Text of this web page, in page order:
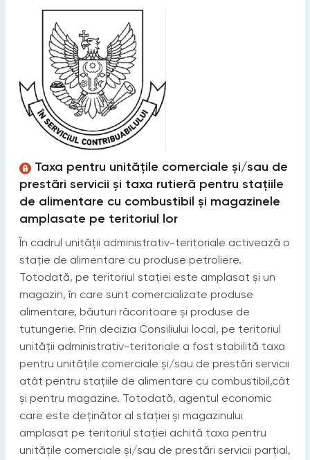
Taxa pentru unitățile comerciale și/sau de
prestări servicii și taxa rutieră pentru stațiile
de alimentare cu combustibil și magazinele
amplasate pe teritoriul lor
În cadrul unității administrativ-teritoriale activează o
stație de alimentare cu produse petroliere.
Totodată, pe teritoriul stației este amplasat și un
magazin, în care sunt comercializate produse
alimentare, băuturi răcoritoare și produse de
tutungerie. Prin decizia Consiliului local, pe teritoriul
unității administrativ-teritoriale a fost stabilită taxa
pentru unitățile comerciale și/sau de prestări servicii
atât pentru stațiile de alimentare cu combustibil,cât
și pentru magazine. Totodată, agentul economic
care este deținător al stației și magazinului
amplasat pe teritoriul stației achită taxa pentru
unitățile comerciale și/sau de prestări servicii parțial,